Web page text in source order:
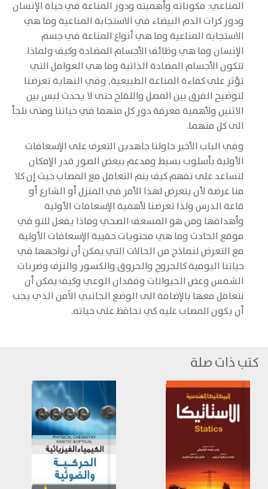
المناعي: مكوناته وأهميته ودور المناعة في حياة الإنسان
ودور كرات الدم البيضاء في الاستجابة المناعية وما هي
الاستجابة المناعية وما هي أنواع المناعة في جسم
الإنسان وما هي وظائف الأجسام المضادة وكيف ولماذا
تتكون الأجسام المضادة الذاتية وما هي العوامل التي
تؤثر على كفاءة المناعة الطبيعية, وفي النهاية تعرضنا
لتوضيح الفرق بين المصل واللقاح حتى لا يحدث لبس بين
الاثنين ولأهمية معرفة دور كل منهما في حياتنا ومتى نلجأ
الى كل منهما.
وفي الباب الأخير حاولنا جاهدين التعرف على الإسعافات
الأولية بأسلوب بسيط ومدعم ببعض الصور قدر الإمكان
لتساعد على تفهم كيف يتم التعامل مع المصاب حيث إن كلا
منا عرضة لأن يتعرض لهذا الأمر في المنزل أو الشارع أو
قاعة الدرس ولذا تعرضنا لأهمية الإسعافات الأولية
وأهدافها ومن هو المسعف الصحي وماذا يفعل للتو في
موقع الحادث وما هي محتويات حقيبة الإسعافات الأولية
مع التعرض لنماذج من الحالات التي يمكن أن نواجهها في
حياتنا اليومية كالجروح والحروق والكسور والنزف وضربات
الشمس وعض الحيوانات وفقدان الوعي وكيف يمكن أن
نتعامل معها بالإضافة الى الوضع الجانبي الآمن الذي يجب
أن يكون المصاب عليه كي نحافظ على حياته.
كتب ذات صلة